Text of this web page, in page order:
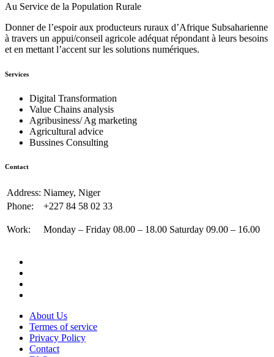
Au Service de la Population Rurale
Donner de l’espoir aux producteurs ruraux d’Afrique Subsaharienne
à travers un appui/conseil agricole adéquat répondant à leurs besoins
et en mettant l’accent sur les solutions numériques.
Services
Digital Transformation
Value Chains analysis
Agribusiness/ Ag marketing
Agricultural advice
Bussines Consulting
Contact
Address: Niamey, Niger
Phone:
+227 84 58 02 33
Work: Monday – Friday 08.00 – 18.00 Saturday 09.00 – 16.00
About Us
Termes of service
Privacy Policy
Contact